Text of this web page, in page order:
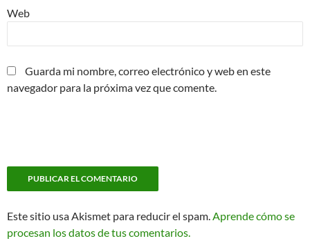
Web
Guarda mi nombre, correo electrónico y web en este
navegador para la próxima vez que comente.
Este sitio usa Akismet para reducir el spam. Aprende cómo se
procesan los datos de tus comentarios.